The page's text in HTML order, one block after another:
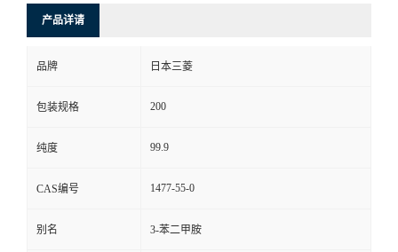
产品详请
品牌 日本三菱
包装规格 200
纯度 99.9
CAS编号 1477-55-0
别名 3-苯二甲胺